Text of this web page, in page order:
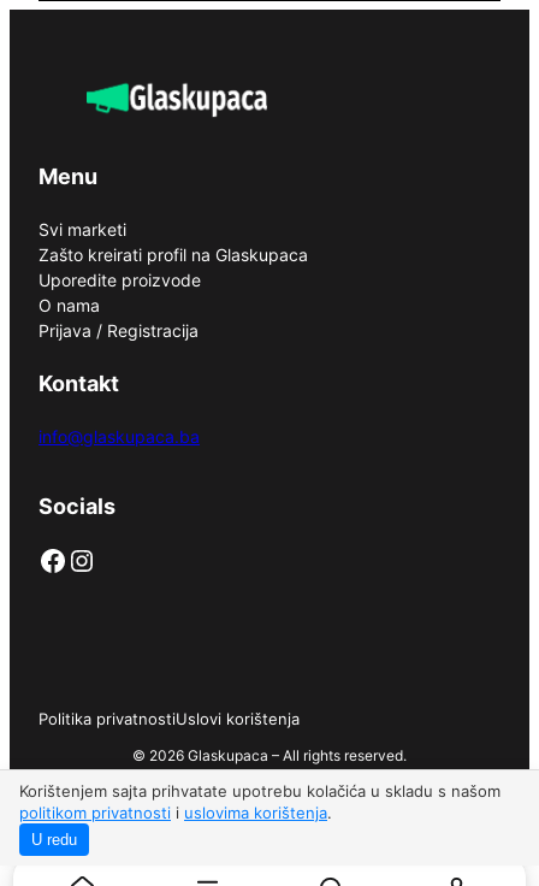
Korištenjem sajta prihvatate upotrebu kolačića u skladu s našom
politikom privatnosti i uslovima korištenja.
U redu
Menu
Svi marketi
Zašto kreirati profil na Glaskupaca
Uporedite proizvode
O nama
Prijava / Registracija
Kontakt
info@glaskupaca.ba
Socials
Facebook Instagram
Politika privatnostiUslovi korištenja
© 2026 Glaskupaca – All rights reserved.